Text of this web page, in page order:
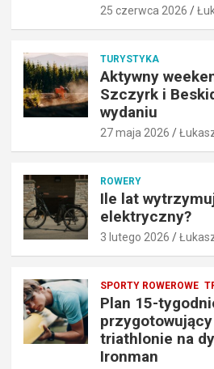
25 czerwca 2026
TURYSTYKA
Aktywny
Szczyrk i
wydaniu
27 maja 2026
ROWERY
Ile lat
elektryczny?
3 lutego 2026
SPORTY ROWEROWE
Plan 15-
triathlonie na
Ironman